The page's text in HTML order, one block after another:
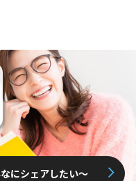
にシェアしたい〜